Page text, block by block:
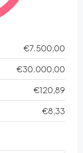
€7.500,00
€30.000,00
€120,89
€8,33